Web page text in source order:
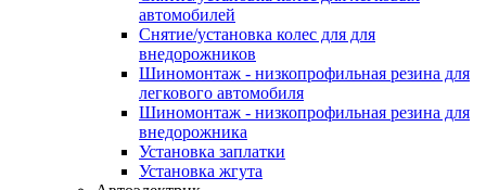
автомобилей
Снятие/установка колес для для
внедорожников
Шиномонтаж - низкопрофильная резина для
легкового автомобиля
Шиномонтаж - низкопрофильная резина для
внедорожника
Установка заплатки
Установка жгута